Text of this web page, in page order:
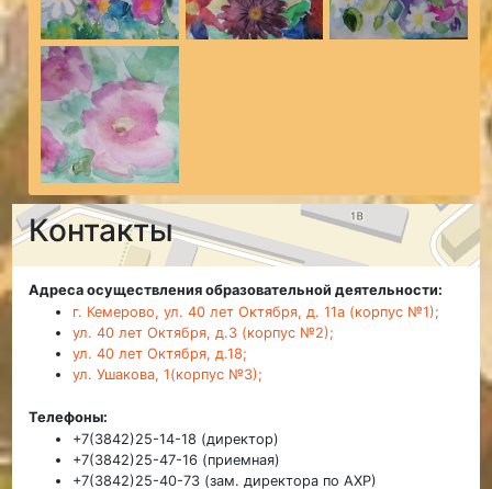
Контакты
Адреса осуществления образовательной деятельности:
г. Кемерово, ул. 40 лет Октября, д. 11а (корпус №1);
ул. 40 лет Октября, д.3 (корпус №2);
ул. 40 лет Октября, д.18;
ул. Ушакова, 1(корпус №3);
Телефоны:
+7(3842)25-14-18 (директор)
+7(3842)25-47-16 (приемная)
+7(3842)25-40-73 (зам. директора по АХР)